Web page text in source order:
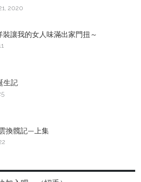
2020
裝讓我的女人味滿出家門扭～
生記
換髖記—上集